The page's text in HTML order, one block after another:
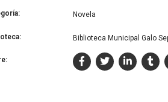
Novela
Biblioteca Municipal Galo